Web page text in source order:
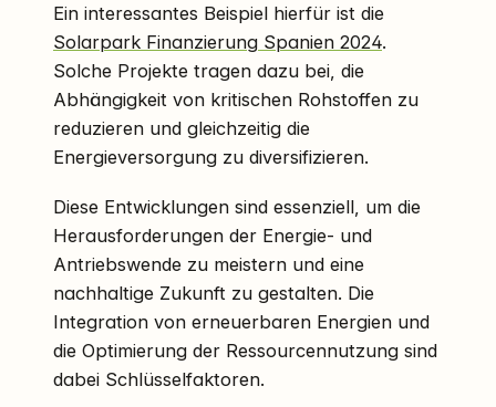
Ein interessantes Beispiel hierfür ist die
Solarpark Finanzierung Spanien 2024.
Solche Projekte tragen dazu bei, die
Abhängigkeit von kritischen Rohstoffen zu
reduzieren und gleichzeitig die
Energieversorgung zu diversifizieren.
Diese Entwicklungen sind essenziell, um die
Herausforderungen der Energie- und
Antriebswende zu meistern und eine
nachhaltige Zukunft zu gestalten. Die
Integration von erneuerbaren Energien und
die Optimierung der Ressourcennutzung sind
dabei Schlüsselfaktoren.